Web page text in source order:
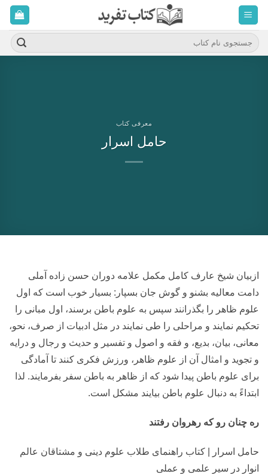
محتوا
برویدجستجو
برای:
معرفی کتاب
حامل اسرار
ازبیان شیخ عارف کامل مکمل علامه دوران حسن زاده آملی
دامت معالیه بشنو و گوش جان بسپار: بسیار خوب است که اول
علوم ظاهر را بگذرانند سپس به علوم باطن برسند، اول مبانی را
تحکیم نمایند و مراحلی را طی نمایند در مثل ادبیات از صرف، نحو،
معانی، بیان، بدیع، و فقه و اصول و تفسیر و حدیث و رجال و درایه
و تجوید و امثال آن از علوم ظاهر، ورزش فکری کنند تا آمادگی
برای علوم باطن پیدا شود که از ظاهر به باطن سفر بفرمایند. لذا
ابتداءً به دنبال علوم باطن بیایند مشکل است.
ره چنان رو که رهروان رفتند
حامل اسرار | کتاب راهنمای طلاب علوم دینی و مشتاقان عالم
انوار در سیر علمی و عملی